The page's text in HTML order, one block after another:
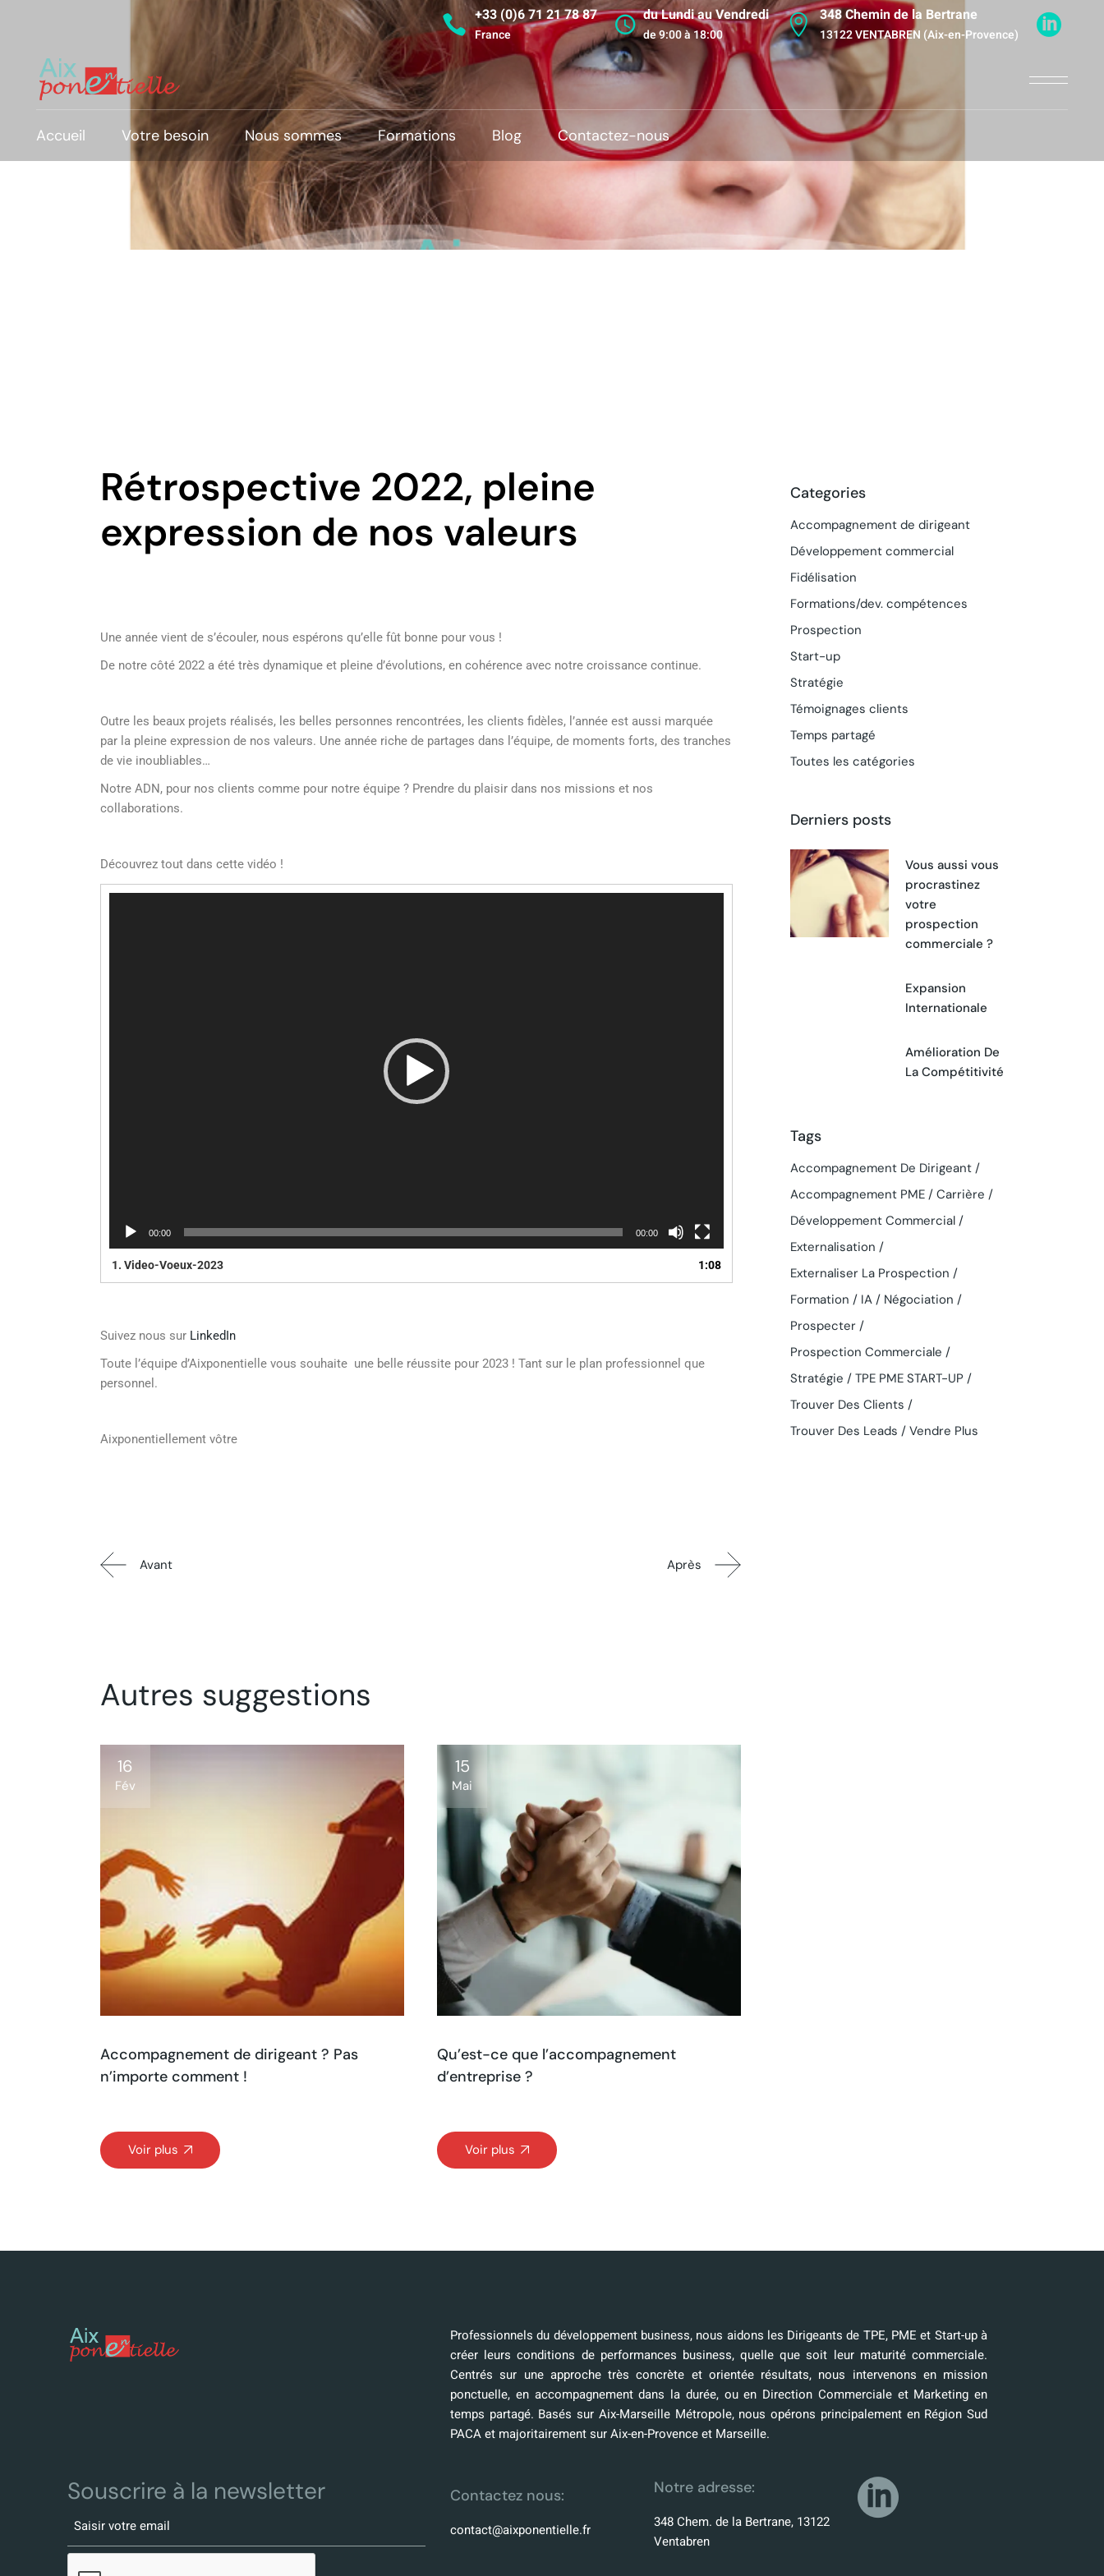
+33 (0)6 71 21 78 87
France
du Lundi au Vendredi
de 9:00 à 18:00
348 Chemin de la Bertrane
13122 VENTABREN (Aix-en-Provence)
Accueil Votre besoin
Faire décoller mon business
Accélérer et maîtriser ma croissance
Pérenniser et/ou réinventer mon
Nous sommes Formations Blog Contactez-nous
Rétrospective 2022, pleine
expression de nos valeurs
Une année vient de s’écouler, nous espérons qu’elle fût bonne pour vous !
De notre côté 2022 a été très dynamique et pleine d’évolutions, en cohérence avec notre croissance continue.
Outre les beaux projets réalisés, les belles personnes rencontrées, les clients fidèles, l’année est aussi marquée
par la pleine expression de nos valeurs. Une année riche de partages dans l’équipe, de moments forts, des tranches
de vie inoubliables…
Notre ADN, pour nos clients comme pour notre équipe ? Prendre du plaisir dans nos missions et nos
collaborations.
Découvrez tout dans cette vidéo !
00:00 00:00
1. Video-Voeux-2023 1:08
Suivez nous sur LinkedIn
Toute l’équipe d’Aixponentielle vous souhaite une belle réussite pour 2023 ! Tant sur le plan professionnel que
personnel.
Aixponentiellement vôtre
Avant Après
Autres suggestions
16
Fév
Accompagnement de dirigeant ? Pas
n’importe comment !
Voir plus
15
Mai
Qu’est-ce que l’accompagnement
d’entreprise ?
Voir plus
Categories
Accompagnement de dirigeant
Développement commercial
Fidélisation
Formations/dev. compétences
Prospection
Start-up
Stratégie
Témoignages clients
Temps partagé
Toutes les catégories
Derniers posts
Vous aussi vous
procrastinez
votre
prospection
commerciale ?
Expansion
Internationale
Amélioration De
La Compétitivité
Tags
Accompagnement De Dirigeant
Accompagnement PME
Carrière
Développement Commercial
Externalisation
Externaliser La Prospection
Formation
IA
Négociation
Prospecter
Prospection Commerciale
Stratégie
TPE PME START-UP
Trouver Des Clients
Trouver Des Leads
Vendre Plus
Professionnels du développement business, nous aidons les Dirigeants de TPE, PME et Start-up à
créer leurs conditions de performances business, quelle que soit leur maturité commerciale.
Centrés sur une approche très concrète et orientée résultats, nous intervenons en mission
ponctuelle, en accompagnement dans la durée, ou en Direction Commerciale et Marketing en
temps partagé. Basés sur Aix-Marseille Métropole, nous opérons principalement en Région Sud
PACA et majoritairement sur Aix-en-Provence et Marseille.
Souscrire à la newsletter Contactez nous:
contact@aixponentielle.fr
Notre adresse:
348 Chem. de la Bertrane, 13122
Ventabren